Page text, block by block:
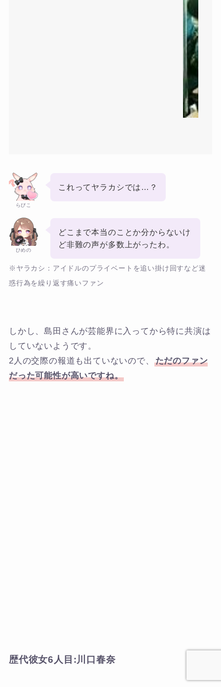
らびこ
これってヤラカシでは…？
ひめの
どこまで本当のことか分からないけ
ど非難の声が多数上がったわ。
※ヤラカシ：アイドルのプライベートを追い掛け回すなど迷
惑行為を繰り返す痛いファン
しかし、島田さんが芸能界に入ってから特に共演は
していないようです。
2人の交際の報道も出ていないので、
ただのファン
だった可能性が高いですね。
歴代彼女6人目:川口春奈